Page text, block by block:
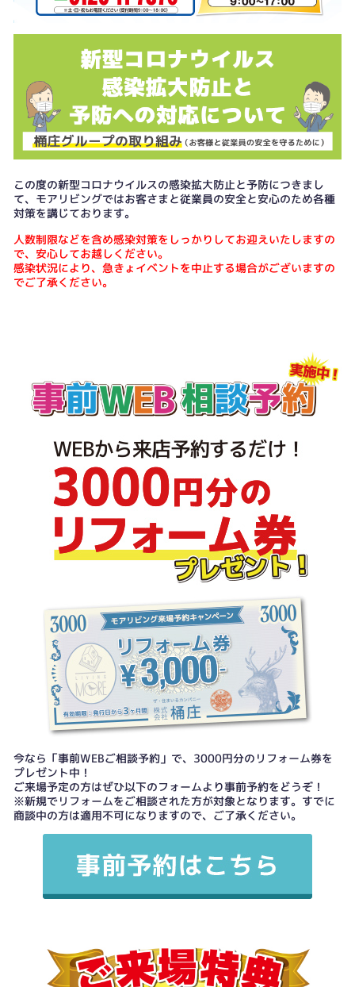
この度の新型コロナウイルスの感染拡大防止と予防につきまし
て、モアリビングではお客さまと従業員の安全と安心のため各種
対策を講じております。
人数制限などを含め感染対策をしっかりしてお迎えいたしますの
で、安心してお越しください。
感染状況により、急きょイベントを中止する場合がございますの
でご了承ください。
今なら「事前WEBご相談予約」で、3000円分のリフォーム券を
プレゼント中！
ご来場予定の方はぜひ以下のフォームより事前予約をどうぞ！
※新規でリフォームをご相談された方が対象となります。すでに
商談中の方は適用不可になりますので、ご了承ください。